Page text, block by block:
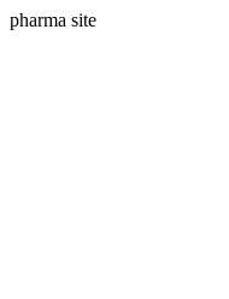
pharma site